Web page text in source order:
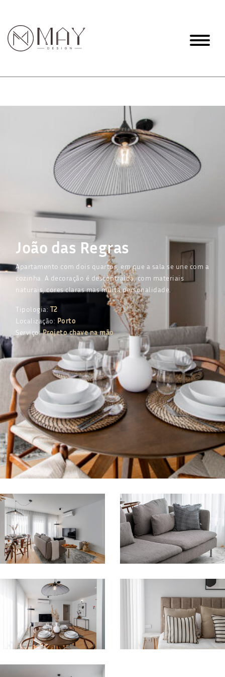
João das Regras
Apartamento com dois quartos, em que a sala se une com a
cozinha. A decoração é descontraída, com materiais
naturais, cores claras mas muita personalidade.
Tipologia: T2
Localização: Porto
Serviço:Projeto chave na mão